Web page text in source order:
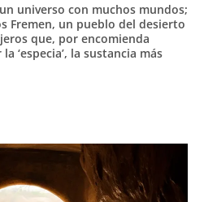
universo con muchos mundos;
Fremen, un pueblo del desierto
que, por encomienda
‘especia’, la sustancia más